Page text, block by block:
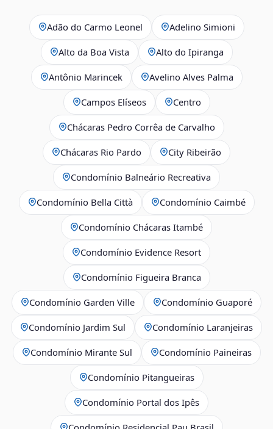
Adão do Carmo Leonel Adelino Simioni
Alto da Boa Vista Alto do Ipiranga
Antônio Marincek Avelino Alves Palma
Campos Elíseos Centro
Chácaras Pedro Corrêa de Carvalho
Chácaras Rio Pardo City Ribeirão
Condomínio Balneário Recreativa
Condomínio Bella Città Condomínio Caimbé
Condomínio Chácaras Itambé
Condomínio Evidence Resort
Condomínio Figueira Branca
Condomínio Garden Ville Condomínio Guaporé
Condomínio Jardim Sul Condomínio Laranjeiras
Condomínio Mirante Sul Condomínio Paineiras
Condomínio Pitangueiras
Condomínio Portal dos Ipês